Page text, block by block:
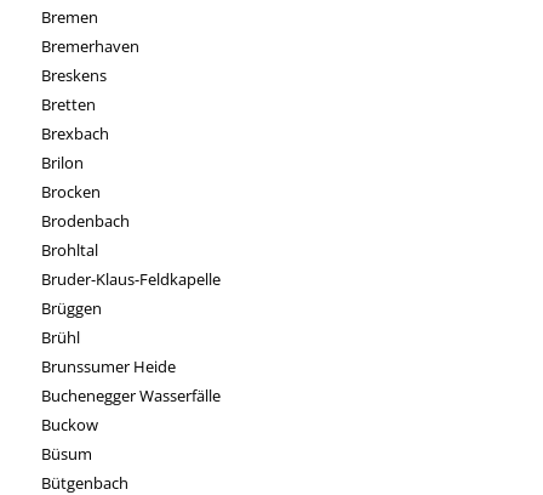
Bremen
Bremerhaven
Breskens
Bretten
Brexbach
Brilon
Brocken
Brodenbach
Brohltal
Bruder-Klaus-Feldkapelle
Brüggen
Brühl
Brunssumer Heide
Buchenegger Wasserfälle
Buckow
Büsum
Bütgenbach